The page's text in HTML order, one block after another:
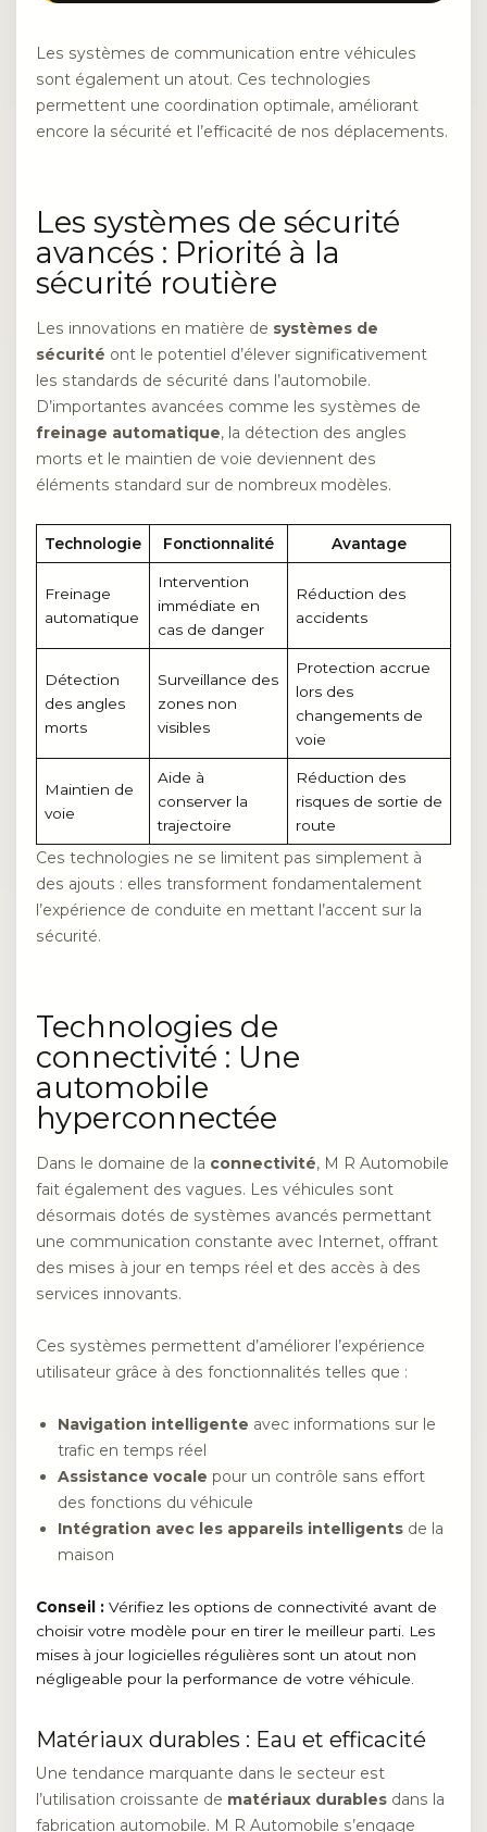
Les systèmes de communication entre véhicules
sont également un atout. Ces technologies
permettent une coordination optimale, améliorant
encore la sécurité et l’efficacité de nos déplacements.
Les systèmes de sécurité
avancés : Priorité à la
sécurité routière
Les innovations en matière de systèmes de
sécurité ont le potentiel d’élever significativement
les standards de sécurité dans l’automobile.
D’importantes avancées comme les systèmes de
freinage automatique, la détection des angles
morts et le maintien de voie deviennent des
éléments standard sur de nombreux modèles.
Technologie Fonctionnalité Avantage
Freinage
automatique
Intervention
immédiate en
cas de danger
Réduction des
accidents
Détection
des angles
morts
Surveillance des
zones non
visibles
Protection accrue
lors des
changements de
voie
Maintien de
voie
Aide à
conserver la
trajectoire
Réduction des
risques de sortie de
route
Ces technologies ne se limitent pas simplement à
des ajouts : elles transforment fondamentalement
l’expérience de conduite en mettant l’accent sur la
sécurité.
Technologies de
connectivité : Une
automobile
hyperconnectée
Dans le domaine de la connectivité, M R Automobile
fait également des vagues. Les véhicules sont
désormais dotés de systèmes avancés permettant
une communication constante avec Internet, offrant
des mises à jour en temps réel et des accès à des
services innovants.
Ces systèmes permettent d’améliorer l’expérience
utilisateur grâce à des fonctionnalités telles que :
Navigation intelligente avec informations sur le
trafic en temps réel
Assistance vocale pour un contrôle sans effort
des fonctions du véhicule
Intégration avec les appareils intelligents de la
maison
Conseil : Vérifiez les options de connectivité avant de
choisir votre modèle pour en tirer le meilleur parti. Les
mises à jour logicielles régulières sont un atout non
négligeable pour la performance de votre véhicule.
Matériaux durables : Eau et efficacité
Une tendance marquante dans le secteur est
l’utilisation croissante de matériaux durables dans la
fabrication automobile. M R Automobile s’engage